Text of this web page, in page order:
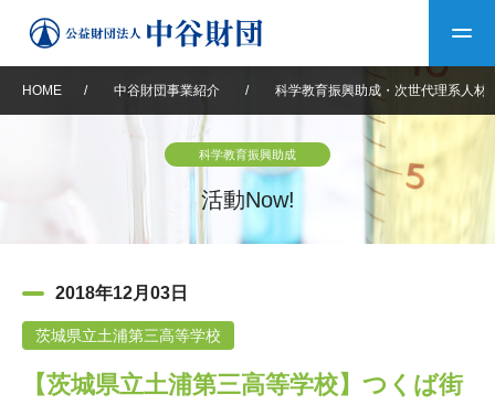
中谷財団について
設立趣意書
沿革 40年史デジタルブック
中谷財団事業紹介
神戸賞 長期大型研究助成
中谷財団動画紹介
その他情報
HOME / 中谷財団事業紹介 / 科学教育振興助成・次世代理系人材
科学教育振興助成
活動Now!
2018年12月03日
茨城県立土浦第三高等学校
【茨城県立土浦第三高等学校】つくば街